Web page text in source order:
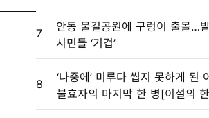
7
안동 물길공원에 구렁이 출몰…
시민들 ‘기겁’
8
‘나중에’ 미루다 씹지 못하게 된
불효자의 마지막 한 병[이설의
토리]